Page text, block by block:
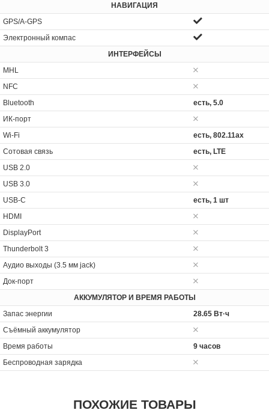
НАВИГАЦИЯ
GPS/A-GPS
Электронный компас
ИНТЕРФЕЙСЫ
MHL
NFC
Bluetooth
есть, 5.0
ИК-порт
Wi-Fi
есть, 802.11ax
Сотовая связь
есть, LTE
USB 2.0
USB 3.0
USB-C
есть, 1 шт
HDMI
DisplayPort
Thunderbolt 3
Аудио выходы (3.5 мм jack)
Док-порт
АККУМУЛЯТОР И ВРЕМЯ РАБОТЫ
Запас энергии
28.65 Вт·ч
Cъёмный аккумулятор
Время работы
9 часов
Беспроводная зарядка
ПОХОЖИЕ ТОВАРЫ